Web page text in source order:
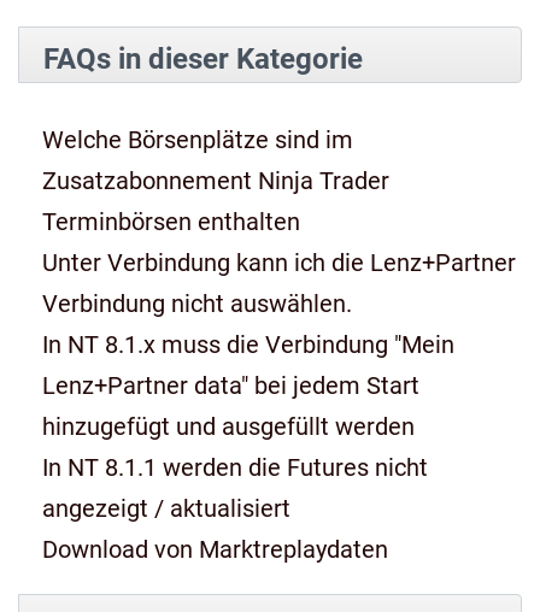
FAQs in dieser Kategorie
Welche Börsenplätze sind im
Zusatzabonnement Ninja Trader
Terminbörsen enthalten
Unter Verbindung kann ich die Lenz+Partner
Verbindung nicht auswählen.
In NT 8.1.x muss die Verbindung "Mein
Lenz+Partner data" bei jedem Start
hinzugefügt und ausgefüllt werden
In NT 8.1.1 werden die Futures nicht
angezeigt / aktualisiert
Download von Marktreplaydaten